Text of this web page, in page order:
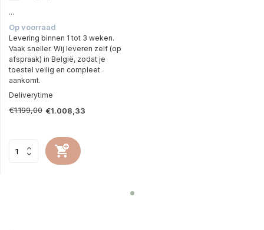
...
Op voorraad
Levering binnen 1 tot 3 weken.
Vaak sneller. Wij leveren zelf (op
afspraak) in België, zodat je
toestel veilig en compleet
aankomt.
Deliverytime
€1.199,00 €1.008,33